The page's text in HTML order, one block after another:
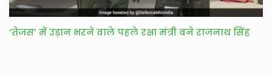
‘तेजस’ में उड़ान भरने वाले पहले रक्षा मंत्री बने राजनाथ सिंह